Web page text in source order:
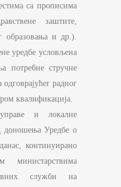
са прописима
заштите,
образовања и др.).
уредбе условљена
потребне стручне
радног
квалификација.
и локалне
доношења Уредбе о
континуирано
министарствима
служби на